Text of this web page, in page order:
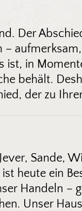
Der
in
behält.
der zu
Sande,
heute ein
Handeln –
Unser